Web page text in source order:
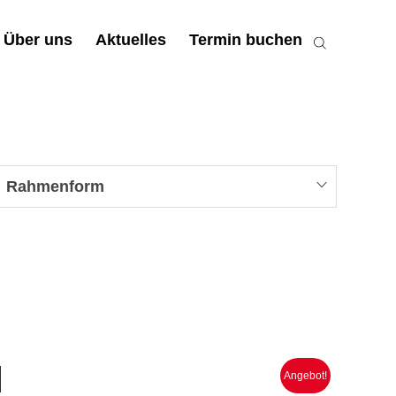
Über uns Aktuelles Termin buchen
Rahmenform
Angebot!